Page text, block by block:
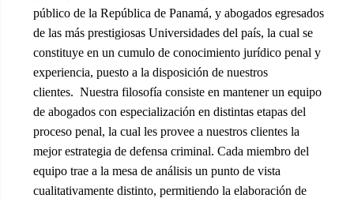
público de la República de Panamá, y abogados egresados
de las más prestigiosas Universidades del país, la cual se
constituye en un cumulo de conocimiento jurídico penal y
experiencia, puesto a la disposición de nuestros
clientes. Nuestra filosofía consiste en mantener un equipo
de abogados con especialización en distintas etapas del
proceso penal, la cual les provee a nuestros clientes la
mejor estrategia de defensa criminal. Cada miembro del
equipo trae a la mesa de análisis un punto de vista
cualitativamente distinto, permitiendo la elaboración de